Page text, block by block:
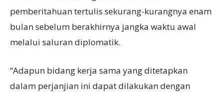
pemberitahuan tertulis sekurang-kurangnya enam
bulan sebelum berakhirnya jangka waktu awal
melalui saluran diplomatik.
“Adapun bidang kerja sama yang ditetapkan
dalam perjanjian ini dapat dilakukan dengan